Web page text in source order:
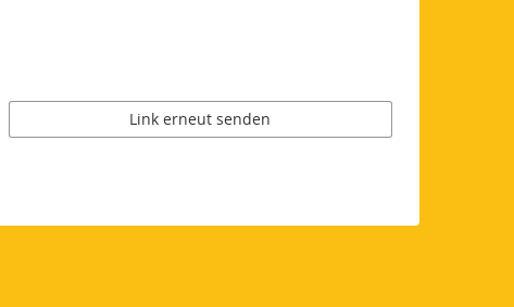
Link erneut senden